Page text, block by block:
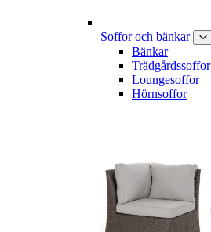
Soffor och bänkar
Bänkar
Trädgårdssoffor
Loungesoffor
Hörnsoffor